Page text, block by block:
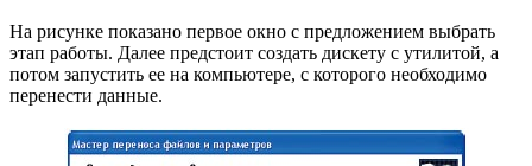
На рисунке показано первое окно с предложением выбрать
этап работы. Далее предстоит создать дискету с утилитой, а
потом запустить ее на компьютере, с которого необходимо
перенести данные.